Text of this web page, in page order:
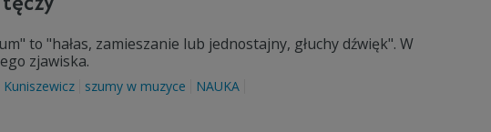
to "hałas, zamieszanie lub jednostajny, głuchy dźwięk". W
zjawiska.
Kuniszewicz szumy w muzyce NAUKA